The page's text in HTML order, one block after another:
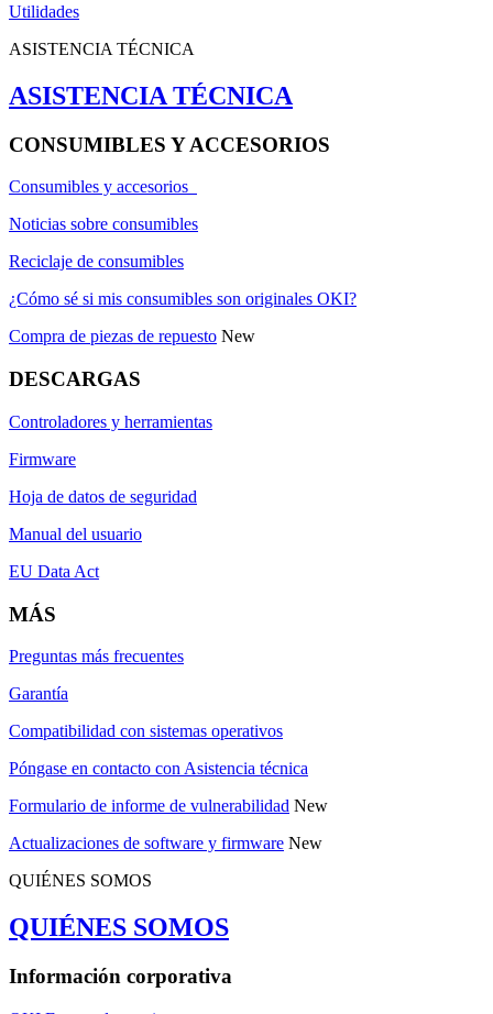
Utilidades
ASISTENCIA TÉCNICA
ASISTENCIA TÉCNICA
CONSUMIBLES Y ACCESORIOS
Consumibles y accesorios
Noticias sobre consumibles
Reciclaje de consumibles
¿Cómo sé si mis consumibles son originales OKI?
Compra de piezas de repuesto New
DESCARGAS
Controladores y herramientas
Firmware
Hoja de datos de seguridad
Manual del usuario
EU Data Act
MÁS
Preguntas más frecuentes
Garantía
Compatibilidad con sistemas operativos
Póngase en contacto con Asistencia técnica
Formulario de informe de vulnerabilidad New
Actualizaciones de software y firmware New
QUIÉNES SOMOS
QUIÉNES SOMOS
Información corporativa